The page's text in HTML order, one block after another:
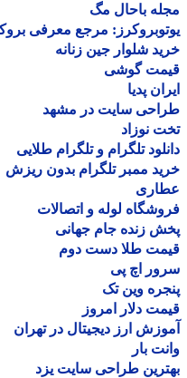
باحال مگ
مرجع معرفی بروکرها
شلوار جین زنانه
گوشی
پدیا
سایت در مشهد
نوزاد
تلگرام و تلگرام طلایی
ممبر تلگرام بدون ریزش
لوله و اتصالات
زنده جام جهانی
طلا دست دوم
اچ پی
وین تک
دلار امروز
ارز دیجیتال در تهران
بار
طراحی سایت یزد